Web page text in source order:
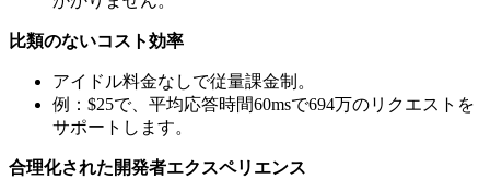
比類のないコスト効率
アイドル料金なしで従量課金制。
例：$25で、平均応答時間60msで694万のリクエストを
サポートします。
合理化された開発者エクスペリエンス